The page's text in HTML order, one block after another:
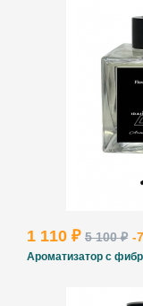
1 110 ₽ 5 100 ₽ -
Ароматизатор с